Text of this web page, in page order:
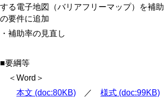
する電子地図（バリアフリーマップ）を補助
の要件に追加
・補助率の見直し
■要綱等
＜Word＞
本文 (doc:80KB) ／ 様式 (doc:99KB)